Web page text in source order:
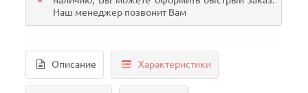
Наш менеджер позвонит Вам
Описание Характеристики